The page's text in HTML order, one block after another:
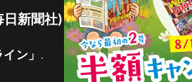
新聞社)
ン」 .